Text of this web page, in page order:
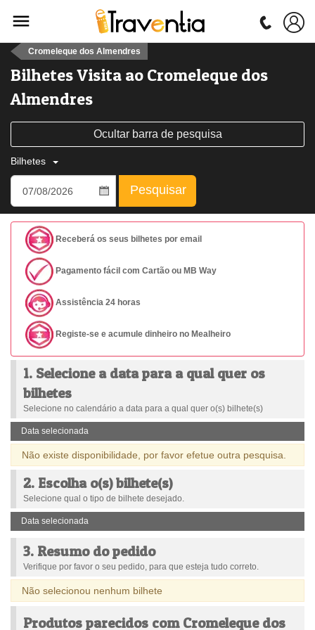
Cromeleque dos Almendres
Bilhetes Visita ao Cromeleque dos
Almendres
Ocultar barra de pesquisa
Bilhetes
Pesquisar
Receberá os seus bilhetes por email
Pagamento fácil com Cartão ou MB Way
Assistência 24 horas
Registe-se e acumule dinheiro no Mealheiro
1. Selecione a data para a qual quer os
bilhetes
Selecione no calendário a data para a qual quer o(s) bilhete(s)
Data selecionada
Não existe disponibilidade, por favor efetue outra pesquisa.
2. Escolha o(s) bilhete(s)
Selecione qual o tipo de bilhete desejado.
Data selecionada
3. Resumo do pedido
Verifique por favor o seu pedido, para que esteja tudo correto.
Não selecionou nenhum bilhete
Produtos parecidos com Cromeleque dos